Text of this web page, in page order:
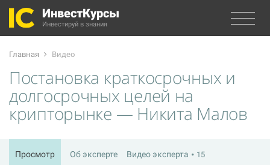
ИнвестКурсы
Инвестируй в знания
Главная Видео
Постановка краткосрочных и
долгосрочных целей на
крипторынке — Никита Малов
Просмотр Об эксперте Видео эксперта 15